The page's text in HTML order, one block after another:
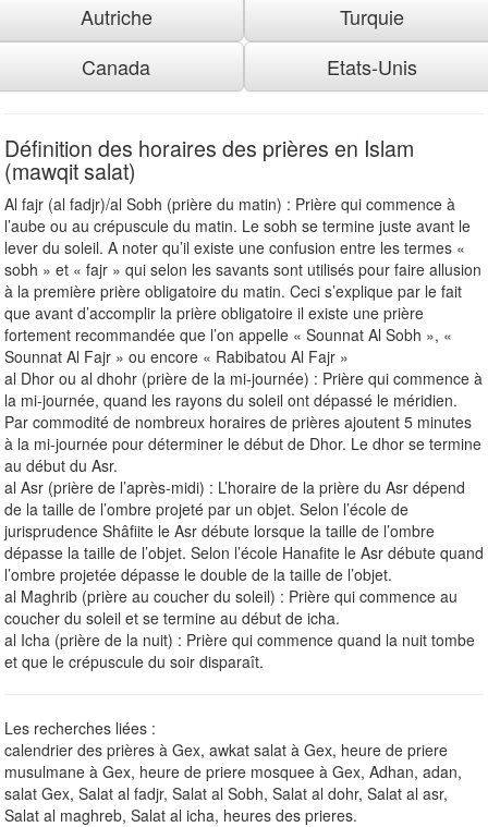
Autriche
Turquie
Canada
Etats-Unis
Définition des horaires des prières en Islam
(mawqit salat)
Al fajr (al fadjr)/al Sobh (prière du matin) : Prière qui commence à
l’aube ou au crépuscule du matin. Le sobh se termine juste avant le
lever du soleil. A noter qu’il existe une confusion entre les termes «
sobh » et « fajr » qui selon les savants sont utilisés pour faire allusion
à la première prière obligatoire du matin. Ceci s’explique par le fait
que avant d’accomplir la prière obligatoire il existe une prière
fortement recommandée que l’on appelle « Sounnat Al Sobh », «
Sounnat Al Fajr » ou encore « Rabibatou Al Fajr »
al Dhor ou al dhohr (prière de la mi-journée) : Prière qui commence à
la mi-journée, quand les rayons du soleil ont dépassé le méridien.
Par commodité de nombreux horaires de prières ajoutent 5 minutes
à la mi-journée pour déterminer le début de Dhor. Le dhor se termine
au début du Asr.
al Asr (prière de l’après-midi) : L’horaire de la prière du Asr dépend
de la taille de l’ombre projeté par un objet. Selon l’école de
jurisprudence Shâfiite le Asr débute lorsque la taille de l’ombre
dépasse la taille de l’objet. Selon l’école Hanafite le Asr débute quand
l’ombre projetée dépasse le double de la taille de l’objet.
al Maghrib (prière au coucher du soleil) : Prière qui commence au
coucher du soleil et se termine au début de icha.
al Icha (prière de la nuit) : Prière qui commence quand la nuit tombe
et que le crépuscule du soir disparaît.
Les recherches liées :
calendrier des prières à Gex, awkat salat à Gex, heure de priere
musulmane à Gex, heure de priere mosquee à Gex, Adhan, adan,
salat Gex, Salat al fadjr, Salat al Sobh, Salat al dohr, Salat al asr,
Salat al maghreb, Salat al icha, heures des prieres.